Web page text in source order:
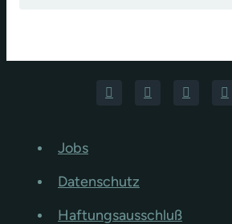
Jobs
Datenschutz
Haftungsausschluß